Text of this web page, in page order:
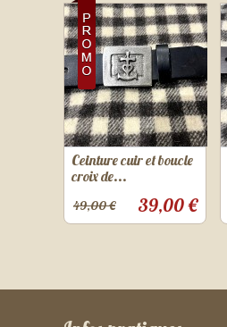
Ceinture cuir et boucle
croix de...
39,00 €
49,00 €